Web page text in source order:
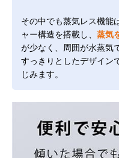
その中でも蒸気レス機能
ャー構造を搭載し、 蒸気
が少なく、周囲が水蒸気
すっきりとしたデザイン
じみます。